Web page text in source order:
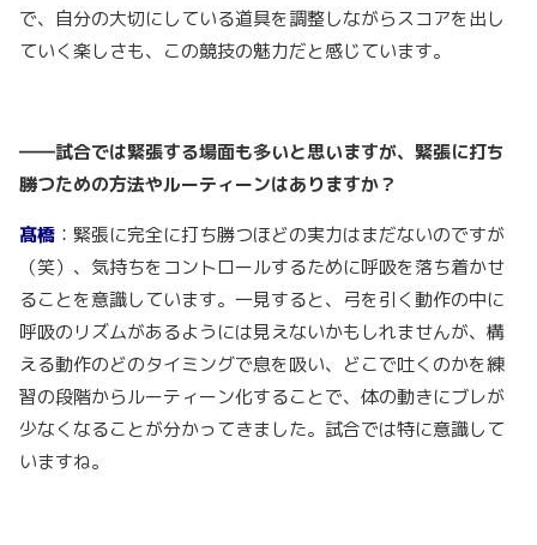
で、自分の大切にしている道具を調整しながらスコアを出し
ていく楽しさも、この競技の魅力だと感じています。
――試合では緊張する場面も多いと思いますが、緊張に打ち
勝つための方法やルーティーンはありますか？
髙橋 ：緊張に完全に打ち勝つほどの実力はまだないのですが
（笑）、気持ちをコントロールするために呼吸を落ち着かせ
ることを意識しています。一見すると、弓を引く動作の中に
呼吸のリズムがあるようには見えないかもしれませんが、構
える動作のどのタイミングで息を吸い、どこで吐くのかを練
習の段階からルーティーン化することで、体の動きにブレが
少なくなることが分かってきました。試合では特に意識して
いますね。